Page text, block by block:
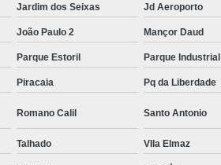
Jardim dos Seixas Jd Aeroporto
João Paulo 2 Mançor Daud
Parque Estoril Parque Industrial
Piracaia Pq da Liberdade
Romano Calil Santo Antonio
Talhado VIla Elmaz